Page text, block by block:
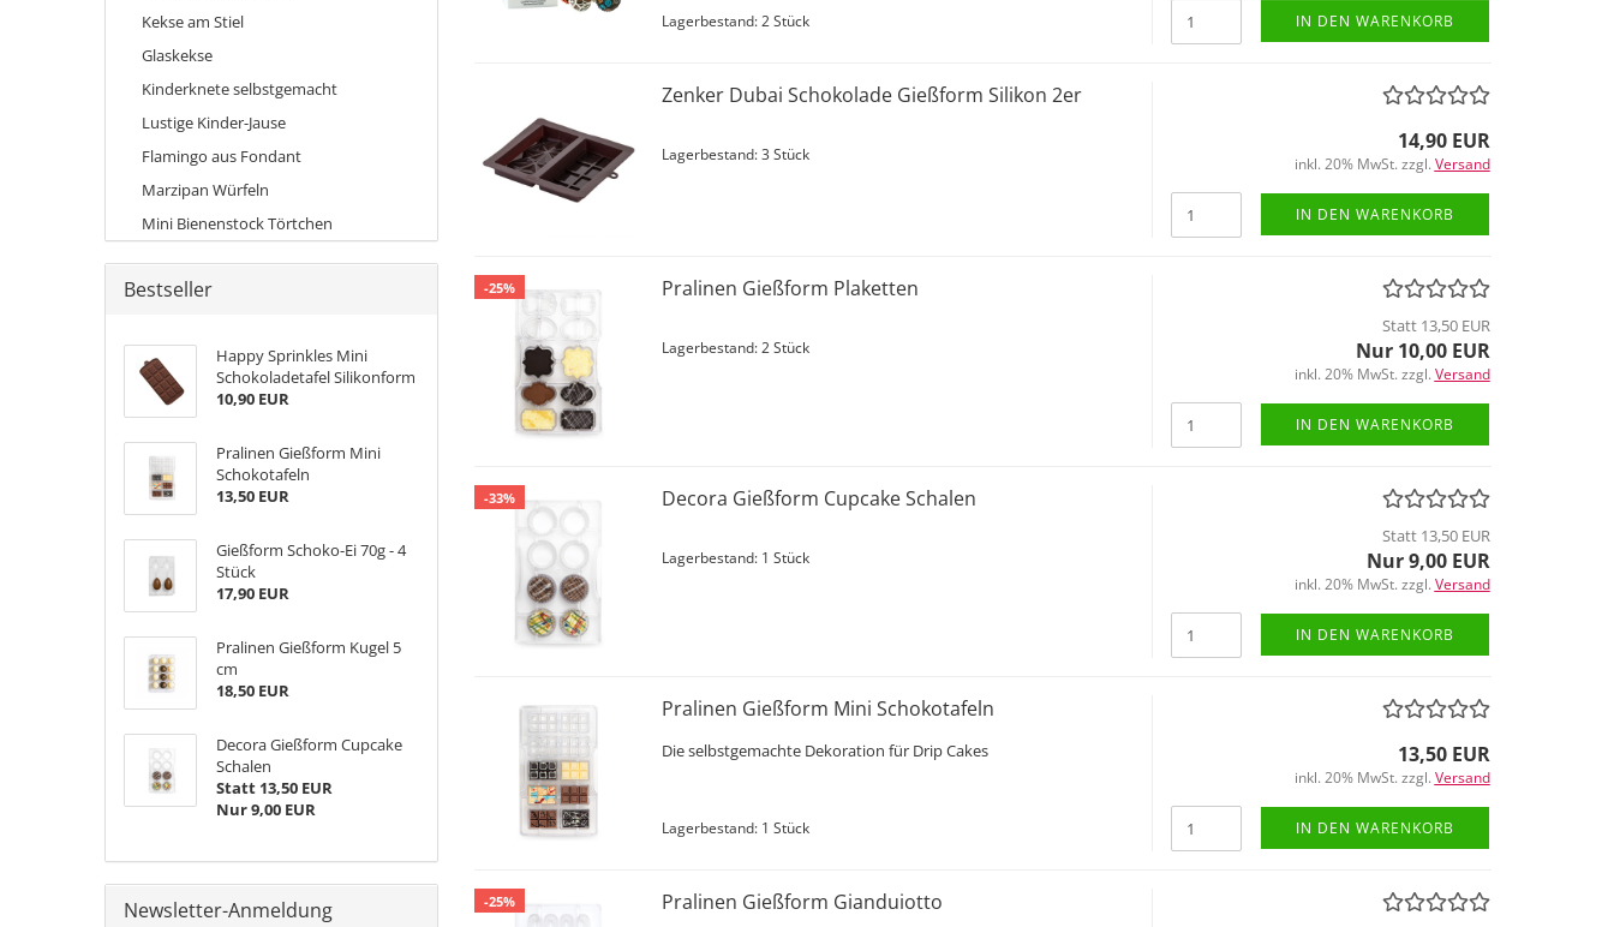
Lagerbestand: 2 Stück IN DEN WARENKORB
Zenker Dubai Schokolade Gießform Silikon 2er
Lagerbestand: 3 Stück
14,90 EUR
inkl. 20% MwSt. zzgl. Versand
IN DEN WARENKORB
-25% Pralinen Gießform Plaketten
Lagerbestand: 2 Stück
Statt 13,50 EUR
Nur 10,00 EUR
inkl. 20% MwSt. zzgl. Versand
IN DEN WARENKORB
-33% Decora Gießform Cupcake Schalen
Lagerbestand: 1 Stück
Statt 13,50 EUR
Nur 9,00 EUR
inkl. 20% MwSt. zzgl. Versand
IN DEN WARENKORB
Pralinen Gießform Mini Schokotafeln
Die selbstgemachte Dekoration für Drip Cakes
Lagerbestand: 1 Stück
13,50 EUR
inkl. 20% MwSt. zzgl. Versand
IN DEN WARENKORB
-25% Pralinen Gießform Gianduiotto
Kekse am Stiel
Glaskekse
Kinderknete selbstgemacht
Lustige Kinder-Jause
Flamingo aus Fondant
Marzipan Würfeln
Mini Bienenstock Törtchen
Bestseller
Happy Sprinkles Mini
Schokoladetafel Silikonform
10,90 EUR
Pralinen Gießform Mini
Schokotafeln
13,50 EUR
Gießform Schoko-Ei 70g - 4
Stück
17,90 EUR
Pralinen Gießform Kugel 5
cm
18,50 EUR
Decora Gießform Cupcake
Schalen
Statt 13,50 EUR
Nur 9,00 EUR
Newsletter-Anmeldung